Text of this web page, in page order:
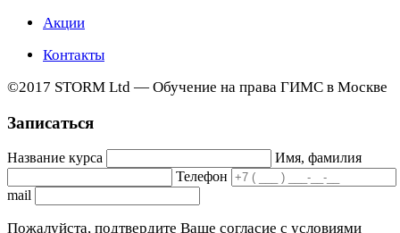
Акции
Контакты
©2017 STORM Ltd — Обучение на права ГИМС в Москве
Записаться
Название курса
Имя, фамилия
Телефон
mail
Пожалуйста, подтвердите Ваше согласие с условиями